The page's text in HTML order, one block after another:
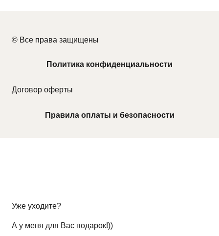
© Все права защищены
Политика конфиденциальности
Договор оферты
Правила оплаты и безопасности
Уже уходите?
А у меня для Вас подарок!))